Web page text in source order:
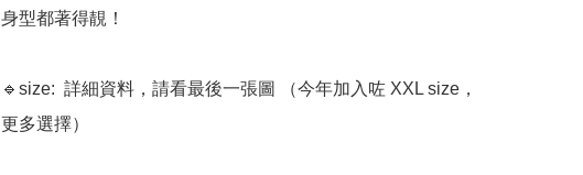
身型都著得靚！
🔹size:  詳細資料，請看最後一張圖 （今年加入咗 XXL size，
更多選擇）